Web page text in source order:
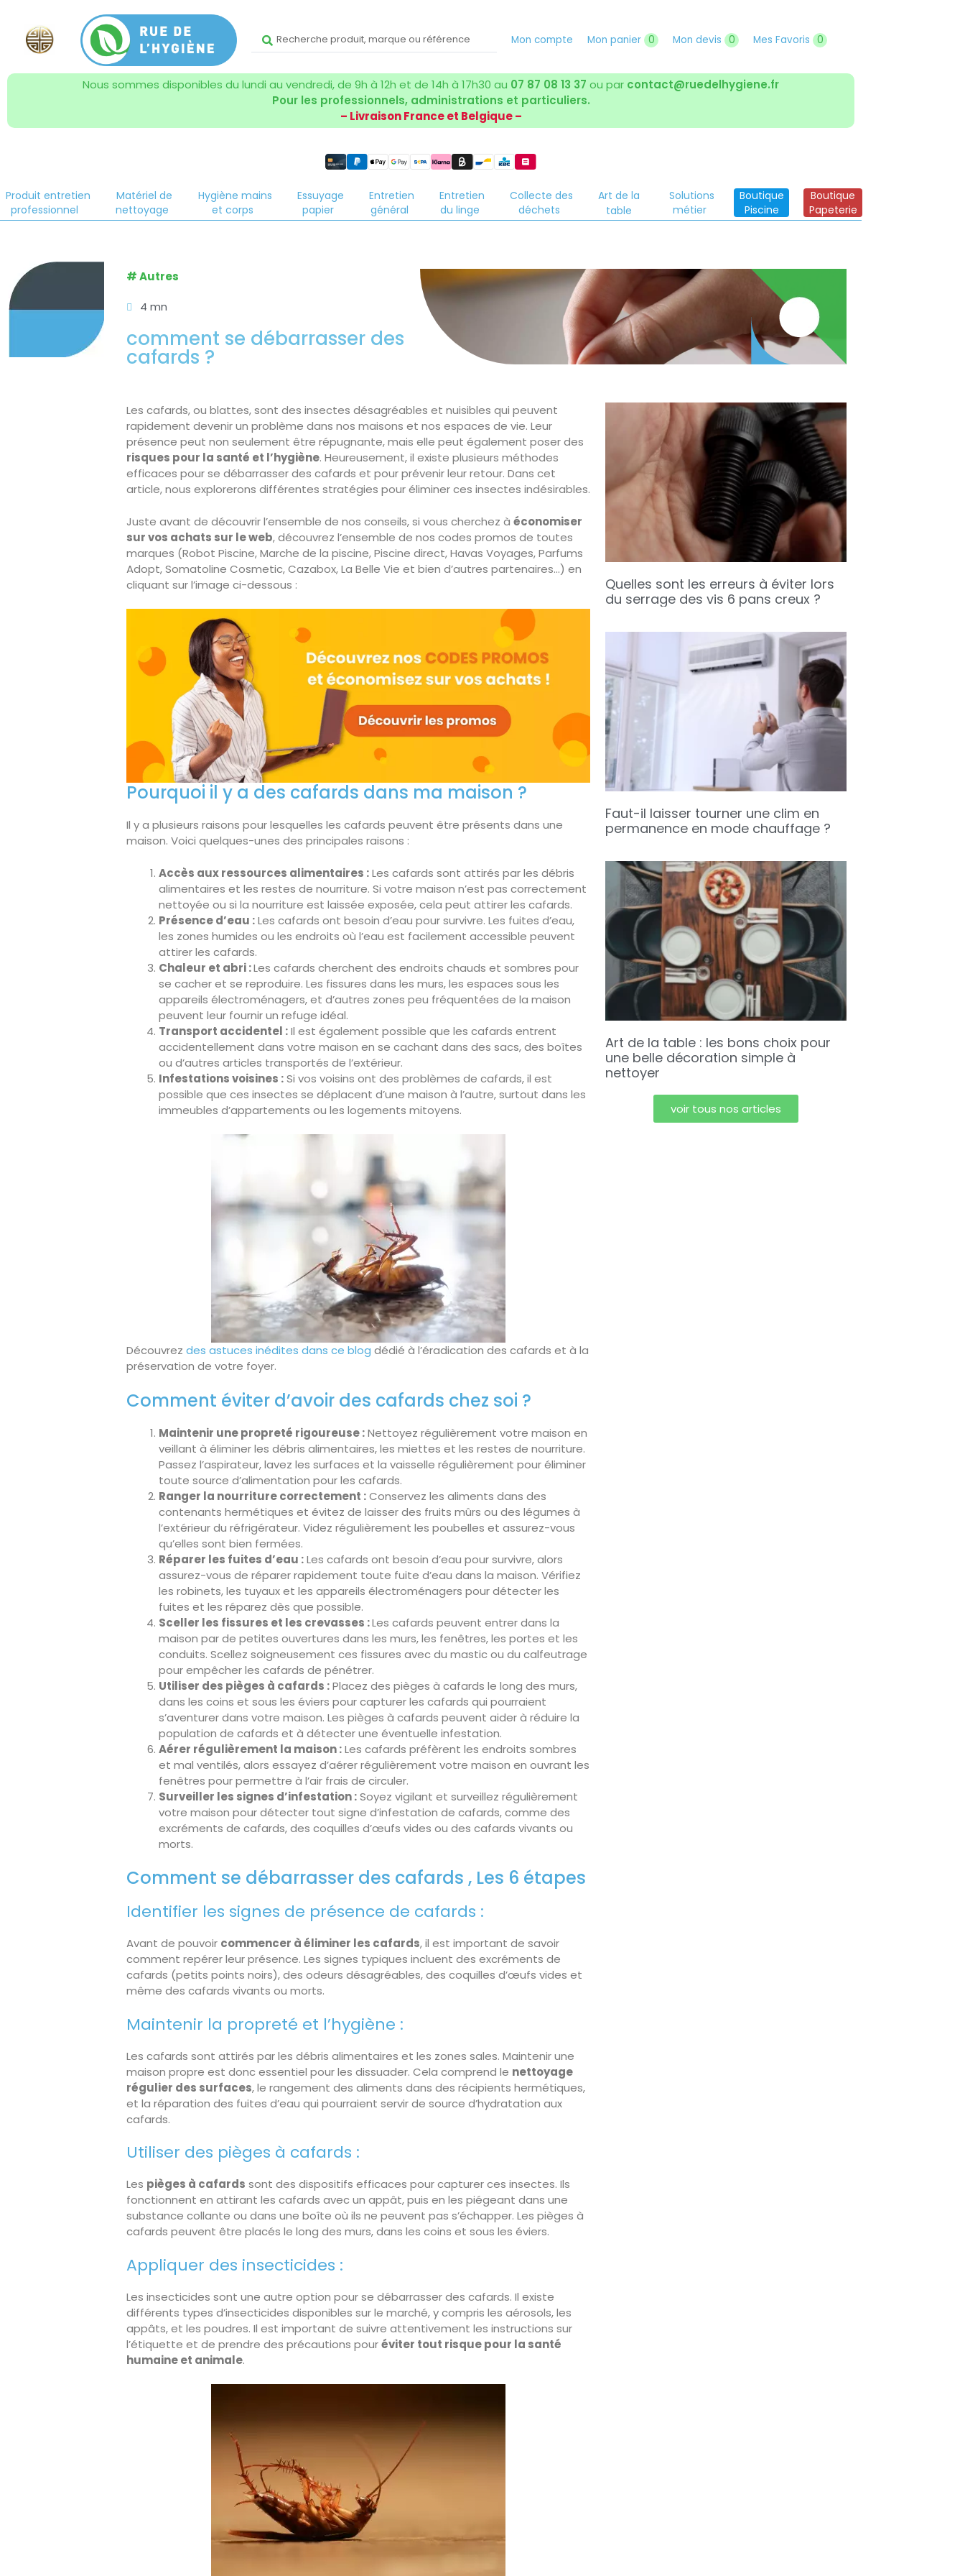
Mon compte Mon panier 0 Mon devis 0 Mes Favoris 0
Nous sommes disponibles du lundi au vendredi, de 9h à 12h et de 14h à 17h30 au 07 87 08 13 37 ou par contact@ruedelhygiene.fr
Pour les professionnels, administrations et particuliers.
– Livraison France et Belgique –
Produit entretien
professionnel
Matériel de
nettoyage
Hygiène mains
et corps
Essuyage
papier
Entretien
général
Entretien
du linge
Collecte des
déchets
Art de la
table
Solutions
métier
Boutique
Piscine
Boutique
Papeterie
#Autres
4 mn
comment se débarrasser des
cafards ?
Les cafards, ou blattes, sont des insectes désagréables et nuisibles qui peuvent
rapidement devenir un problème dans nos maisons et nos espaces de vie. Leur
présence peut non seulement être répugnante, mais elle peut également poser des
risques pour la santé et l’hygiène. Heureusement, il existe plusieurs méthodes
efficaces pour se débarrasser des cafards et pour prévenir leur retour. Dans cet
article, nous explorerons différentes stratégies pour éliminer ces insectes indésirables.
Juste avant de découvrir l’ensemble de nos conseils, si vous cherchez à économiser
sur vos achats sur le web, découvrez l’ensemble de nos codes promos de toutes
marques (Robot Piscine, Marche de la piscine, Piscine direct, Havas Voyages, Parfums
Adopt, Somatoline Cosmetic, Cazabox, La Belle Vie et bien d’autres partenaires…) en
cliquant sur l’image ci-dessous :
Pourquoi il y a des cafards dans ma maison ?
Il y a plusieurs raisons pour lesquelles les cafards peuvent être présents dans une
maison. Voici quelques-unes des principales raisons :
Accès aux ressources alimentaires :Les cafards sont attirés par les débris
alimentaires et les restes de nourriture. Si votre maison n’est pas correctement
nettoyée ou si la nourriture est laissée exposée, cela peut attirer les cafards.
Présence d’eau :Les cafards ont besoin d’eau pour survivre. Les fuites d’eau,
les zones humides ou les endroits où l’eau est facilement accessible peuvent
attirer les cafards.
Chaleur et abri :Les cafards cherchent des endroits chauds et sombres pour
se cacher et se reproduire. Les fissures dans les murs, les espaces sous les
appareils électroménagers, et d’autres zones peu fréquentées de la maison
peuvent leur fournir un refuge idéal.
Transport accidentel :Il est également possible que les cafards entrent
accidentellement dans votre maison en se cachant dans des sacs, des boîtes
ou d’autres articles transportés de l’extérieur.
Infestations voisines :Si vos voisins ont des problèmes de cafards, il est
possible que ces insectes se déplacent d’une maison à l’autre, surtout dans les
immeubles d’appartements ou les logements mitoyens.
Découvrez des astuces inédites dans ce blog dédié à l’éradication des cafards et à la
préservation de votre foyer.
Comment éviter d’avoir des cafards chez soi ?
Maintenir une propreté rigoureuse :Nettoyez régulièrement votre maison en
veillant à éliminer les débris alimentaires, les miettes et les restes de nourriture.
Passez l’aspirateur, lavez les surfaces et la vaisselle régulièrement pour éliminer
toute source d’alimentation pour les cafards.
Ranger la nourriture correctement :Conservez les aliments dans des
contenants hermétiques et évitez de laisser des fruits mûrs ou des légumes à
l’extérieur du réfrigérateur. Videz régulièrement les poubelles et assurez-vous
qu’elles sont bien fermées.
Réparer les fuites d’eau :Les cafards ont besoin d’eau pour survivre, alors
assurez-vous de réparer rapidement toute fuite d’eau dans la maison. Vérifiez
les robinets, les tuyaux et les appareils électroménagers pour détecter les
fuites et les réparez dès que possible.
Sceller les fissures et les crevasses :Les cafards peuvent entrer dans la
maison par de petites ouvertures dans les murs, les fenêtres, les portes et les
conduits. Scellez soigneusement ces fissures avec du mastic ou du calfeutrage
pour empêcher les cafards de pénétrer.
Utiliser des pièges à cafards :Placez des pièges à cafards le long des murs,
dans les coins et sous les éviers pour capturer les cafards qui pourraient
s’aventurer dans votre maison. Les pièges à cafards peuvent aider à réduire la
population de cafards et à détecter une éventuelle infestation.
Aérer régulièrement la maison :Les cafards préfèrent les endroits sombres
et mal ventilés, alors essayez d’aérer régulièrement votre maison en ouvrant les
fenêtres pour permettre à l’air frais de circuler.
Surveiller les signes d’infestation :Soyez vigilant et surveillez régulièrement
votre maison pour détecter tout signe d’infestation de cafards, comme des
excréments de cafards, des coquilles d’œufs vides ou des cafards vivants ou
morts.
Comment se débarrasser des cafards , Les 6 étapes
Identifier les signes de présence de cafards :
Avant de pouvoir commencer à éliminer les cafards, il est important de savoir
comment repérer leur présence. Les signes typiques incluent des excréments de
cafards (petits points noirs), des odeurs désagréables, des coquilles d’œufs vides et
même des cafards vivants ou morts.
Maintenir la propreté et l’hygiène :
Les cafards sont attirés par les débris alimentaires et les zones sales. Maintenir une
maison propre est donc essentiel pour les dissuader. Cela comprend le nettoyage
régulier des surfaces, le rangement des aliments dans des récipients hermétiques,
et la réparation des fuites d’eau qui pourraient servir de source d’hydratation aux
cafards.
Utiliser des pièges à cafards :
Les pièges à cafards sont des dispositifs efficaces pour capturer ces insectes. Ils
fonctionnent en attirant les cafards avec un appât, puis en les piégeant dans une
substance collante ou dans une boîte où ils ne peuvent pas s’échapper. Les pièges à
cafards peuvent être placés le long des murs, dans les coins et sous les éviers.
Appliquer des insecticides :
Les insecticides sont une autre option pour se débarrasser des cafards. Il existe
différents types d’insecticides disponibles sur le marché, y compris les aérosols, les
appâts, et les poudres. Il est important de suivre attentivement les instructions sur
l’étiquette et de prendre des précautions pouréviter tout risque pour la santé
humaine et animale.
Quelles sont les erreurs à éviter lors
du serrage des vis 6 pans creux ?
Faut-il laisser tourner une clim en
permanence en mode chauffage ?
Art de la table : les bons choix pour
une belle décoration simple à
nettoyer
voir tous nos articles